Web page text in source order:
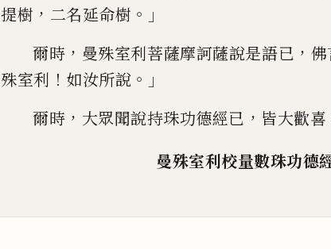
提樹 ， 二名延命樹 。」
爾時 ， 曼殊室利菩薩摩訶薩說是語已 ， 佛
殊室利 ！ 如汝所說 。」
爾時 ， 大眾聞說持珠功德經已 ， 皆大歡喜
曼殊室利校量數珠功德